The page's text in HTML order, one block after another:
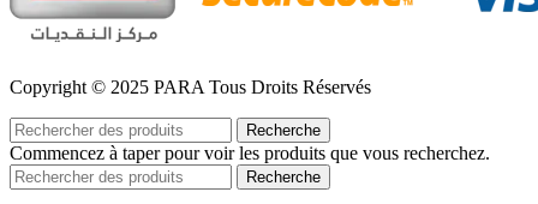
Copyright © 2025 PARA Tous Droits Réservés
Recherche
Commencez à taper pour voir les produits que vous recherchez.
Recherche